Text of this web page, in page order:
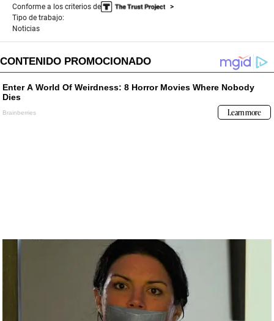
Conforme a los criterios de
Tipo de trabajo:
Noticias